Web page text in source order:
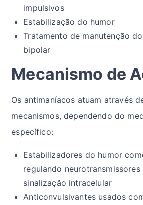
impulsivos
Estabilização do humor
Tratamento de manutenção
bipolar
Mecanismo de
Os antimaníacos atuam através
mecanismos, dependendo do
específico:
Estabilizadores do humor
regulando neurotransmissores
sinalização intracelular
Anticonvulsivantes usados